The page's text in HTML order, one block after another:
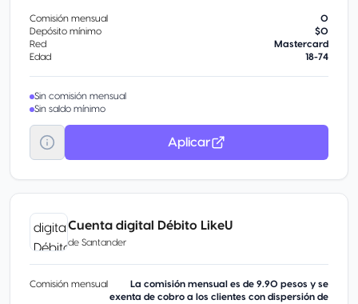
Comisión mensual
0
Depósito mínimo
$0
Red
Mastercard
Edad
18-74
Sin comisión mensual
Sin saldo mínimo
Aplicar
Cuenta digital Débito LikeU
de Santander
Comisión mensual
La comisión mensual es de 9.90 pesos y se
exenta de cobro a los clientes con dispersión de